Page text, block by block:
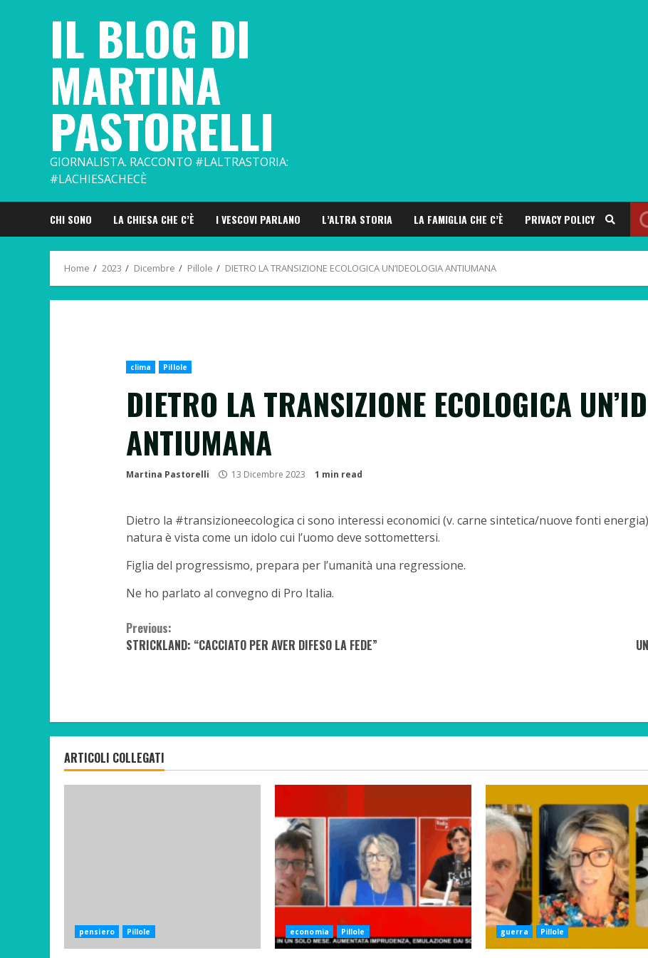
IL BLOG DI
MARTINA
PASTORELLI
GIORNALISTA. RACCONTO #LALTRASTORIA:
#LACHIESACHECÈ
CHI SONO LA CHIESA CHE C’È I VESCOVI PARLANO L’ALTRA STORIA LA FAMIGLIA CHE C’È PRIVACY POLICY
Home 2023 Dicembre Pillole DIETRO LA TRANSIZIONE ECOLOGICA UN’IDEOLOGIA ANTIUMANA
clima Pillole
DIETRO LA TRANSIZIONE ECOLOGICA
ANTIUMANA
Martina Pastorelli 13 Dicembre 2023 1 min read
Dietro la #transizioneecologica ci sono interessi economici (v. carne sintetica/nuove fonti
natura è vista come un idolo cui l’uomo deve sottomettersi.
Figlia del progressismo, prepara per l’umanità una regressione.
Ne ho parlato al convegno di Pro Italia.
Continue
Reading
Previous:
STRICKLAND: “CACCIATO PER AVER DIFESO LA FEDE”
ARTICOLI COLLEGATI
pensiero Pillole economia Pillole guerra Pillole